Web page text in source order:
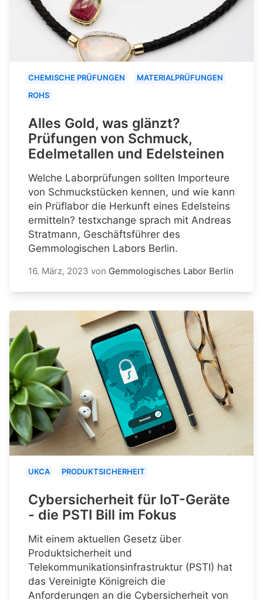
CHEMISCHE PRÜFUNGEN
MATERIALPRÜFUNGEN
ROHS
Alles Gold, was glänzt?
Prüfungen von Schmuck,
Edelmetallen und Edelsteinen
Welche Laborprüfungen sollten Importeure
von Schmuckstücken kennen, und wie kann
ein Prüflabor die Herkunft eines Edelsteins
ermitteln? testxchange sprach mit Andreas
Stratmann, Geschäftsführer des
Gemmologischen Labors Berlin.
16. März, 2023 von Gemmologisches Labor Berlin
UKCA PRODUKTSICHERHEIT
Cybersicherheit für IoT-Geräte
- die PSTI Bill im Fokus
Mit einem aktuellen Gesetz über
Produktsicherheit und
Telekommunikationsinfrastruktur (PSTI) hat
das Vereinigte Königreich die
Anforderungen an die Cybersicherheit von